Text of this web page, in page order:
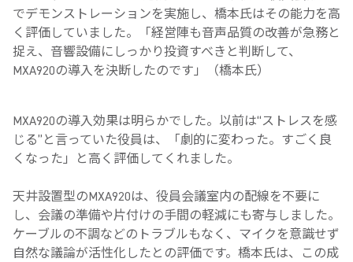
でデモンストレーションを実施し、橋本氏はその能力を高
く評価していました。「経営陣も音声品質の改善が急務と
捉え、音響設備にしっかり投資すべきと判断して、
MXA920の導入を決断したのです」（橋本氏）
MXA920の導入効果は明らかでした。以前は“ストレスを感
じる”と言っていた役員は、「劇的に変わった。すごく良
くなった」と高く評価してくれました。
天井設置型のMXA920は、役員会議室内の配線を不要に
し、会議の準備や片付けの手間の軽減にも寄与しました。
ケーブルの不調などのトラブルもなく、マイクを意識せず
自然な議論が活性化したとの評価です。橋本氏は、この成